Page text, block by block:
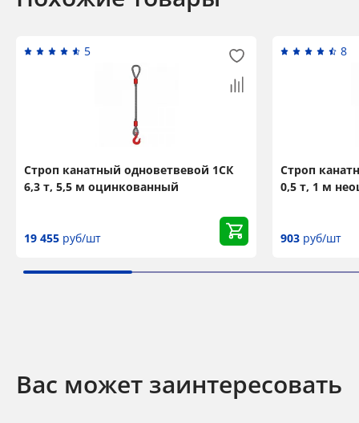
5
Строп канатный одноветвевой 1СК
6,3 т, 5,5 м оцинкованный
19 455 руб/шт
8
Строп
0,5 т, 1 м
903 руб/шт
Вас может заинтересовать